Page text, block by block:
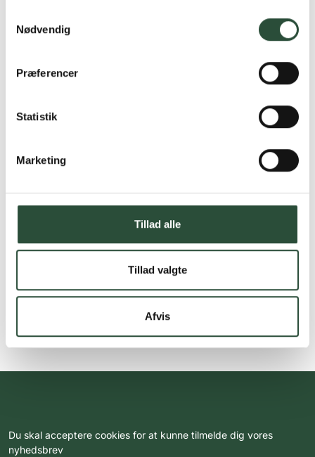
Nødvendig
Præferencer
Statistik
Marketing
Tillad alle
Tillad valgte
Afvis
Du skal acceptere cookies for at kunne tilmelde dig vores
nyhedsbrev